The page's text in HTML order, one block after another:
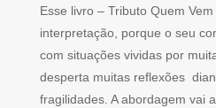
Esse livro – Tributo Quem
interpretação, porque o seu
com situações vividas por
desperta muitas reflexões
fragilidades. A abordagem vai